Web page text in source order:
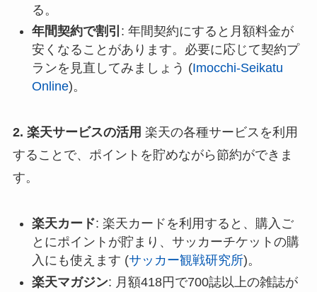
る。
年間契約で割引 : 年間契約にすると月額料金が
安くなることがあります。必要に応じて契約プ
ランを見直してみましょう​ (Imocchi-Seikatu
Online)​。
2. 楽天サービスの活用 楽天の各種サービスを利用
することで、ポイントを貯めながら節約ができま
す。
楽天カード: 楽天カードを利用すると、購入ご
とにポイントが貯まり、サッカーチケットの購
入にも使えます​ (サッカー観戦研究所)​。
楽天マガジン: 月額418円で700誌以上の雑誌が